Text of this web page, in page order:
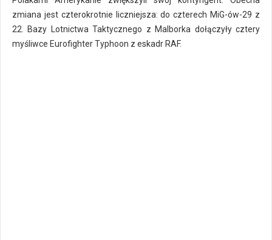
zmiana jest czterokrotnie liczniejsza: do czterech MiG-ów-29 z
22. Bazy Lotnictwa Taktycznego z Malborka dołączyły cztery
myśliwce Eurofighter Typhoon z eskadr RAF.